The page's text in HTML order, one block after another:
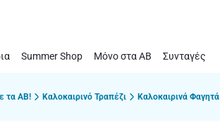
Summer Shop Μόνο στα ΑΒ Συνταγές
τα ΑΒ! Καλοκαιρινό Τραπέζι Καλοκαιρινά Φαγητά